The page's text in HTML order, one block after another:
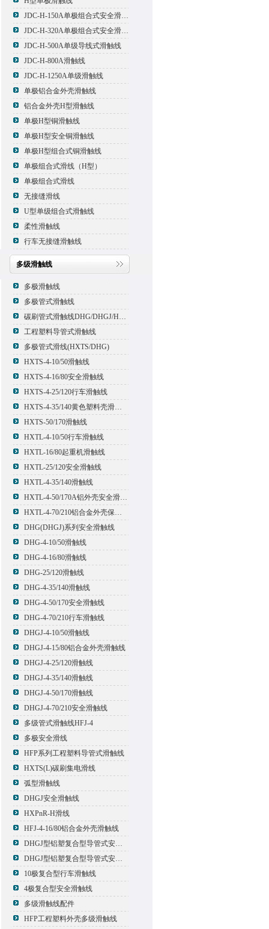
JDC-H-150A单极组合式安全滑触线
JDC-H-320A单极组合式安全滑触线
JDC-H-500A单级导线式滑触线
JDC-H-800A滑触线
JDC-H-1250A单级滑触线
单极铝合金外壳滑触线
铝合金外壳H型滑触线
单极H型铜滑触线
单极H型安全铜滑触线
单极H型组合式铜滑触线
单极组合式滑线（H型）
单极组合式滑线
无接缝滑线
U型单级组合式滑触线
柔性滑触线
行车无接缝滑触线
多级滑触线
多极滑触线
多极管式滑触线
碳刷管式滑触线DHG/DHGJ/HXTL/HXTS-4
工程塑料导管式滑触线
多极管式滑线(HXTS/DHG)
HXTS-4-10/50滑触线
HXTS-4-16/80安全滑触线
HXTS-4-25/120行车滑触线
HXTS-4-35/140黄色塑料壳滑触线
HXTS-50/170滑触线
HXTL-4-10/50行车滑触线
HXTL-16/80起重机滑触线
HXTL-25/120安全滑触线
HXTL-4-35/140滑触线
HXTL-4-50/170A铝外壳安全滑触线
HXTL-4-70/210铝合金外壳保护多极管式滑触线
DHG(DHGJ)系列安全滑触线
DHG-4-10/50滑触线
DHG-4-16/80滑触线
DHG-25/120滑触线
DHG-4-35/140滑触线
DHG-4-50/170安全滑触线
DHG-4-70/210行车滑触线
DHGJ-4-10/50滑触线
DHGJ-4-15/80铝合金外壳滑触线
DHGJ-4-25/120滑触线
DHGJ-4-35/140滑触线
DHGJ-4-50/170滑触线
DHGJ-4-70/210安全滑触线
多级管式滑触线HFJ-4
多极安全滑线
HFP系列工程塑料导管式滑触线
HXTS(L)碳刷集电滑线
弧型滑触线
DHGJ安全滑触线
HXPnR-H滑线
HFJ-4-16/80铝合金外壳滑触线
DHGJ型铝塑复合型导管式安全滑触线
DHGJ型铝塑复合型导管式安全滑触线
10极复合型行车滑触线
4极复合型安全滑触线
多级滑触线配件
HFP工程塑料外壳多级滑触线